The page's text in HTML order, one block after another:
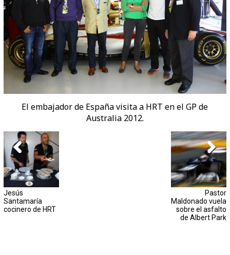
El embajador de España visita a HRT en el GP de
Australia 2012.
Jesús
Santamaría
cocinero de HRT
Pastor
Maldonado vuela
sobre el asfalto
de Albert Park